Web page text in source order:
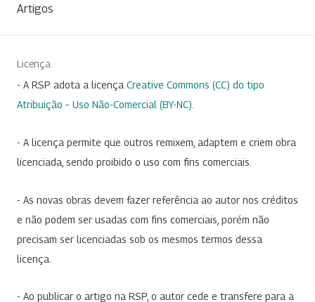
Artigos
Licença
- A RSP adota a licença Creative Commons (CC) do tipo
Atribuição – Uso Não-Comercial (BY-NC)
- A licença permite que outros remixem, adaptem e criem obra
licenciada, sendo proibido o uso com fins comerciais.
- As novas obras devem fazer referência ao autor nos créditos
e não podem ser usadas com fins comerciais, porém não
precisam ser licenciadas sob os mesmos termos dessa
licença.
- Ao publicar o artigo na RSP, o autor cede e transfere para a